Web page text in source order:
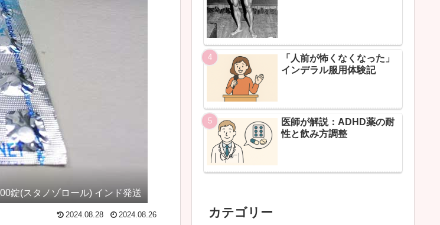
錠(スタノゾロール) インド発送
2024.08.28 2024.08.26
「人前が怖くなくなった」
インデラル服用体験記
医師が解説：ADHD薬の耐
性と飲み方調整
カテゴリー